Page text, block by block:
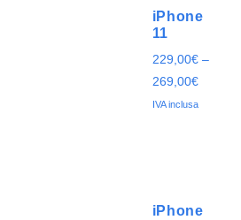
iPhone
11
229,00€–
269,00€
IVA inclusa
iPhone